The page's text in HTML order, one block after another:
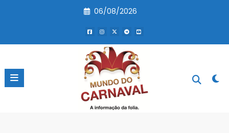
06/08/2026